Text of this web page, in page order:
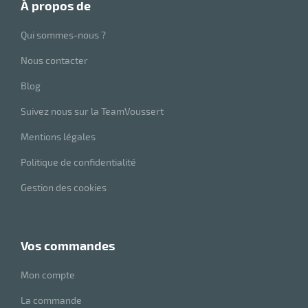
à propos de
Qui sommes-nous ?
Nous contacter
Blog
Suivez nous sur la TeamVoussert
Mentions légales
Politique de confidentialité
Gestion des cookies
vos commandes
Mon compte
La commande